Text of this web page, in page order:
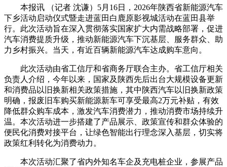
本报讯 （记者 沈谦）5月16日，2026年陕西省新能源汽车
下乡活动启动仪式暨走进蓝田白鹿原影视城活动在蓝田县举
行。此次活动旨在深入贯彻落实国家扩大内需战略部署，促进
汽车消费提质升级，推动新能源汽车下沉基层、服务群众、助
力乡村振兴。当天，有近百辆新能源汽车达成购车意向。
此次活动由省工信厅和省商务厅联合主办。省工信厅相关
负责人介绍，今年以来，国家及陕西先后出台大规模设备更新
和消费品以旧换新相关政策措施，其中陕西汽车以旧换新政策
明确，报废旧车购买新能源新车可享受最高2万元补贴，有效
降低群众购车成本，激发汽车消费潜力，推动消费市场持续升
温。本次活动进一步搭建了产品展示、政策宣传和群众体验的
便民化消费对接平台，让绿色智能出行理念深入基层，切实将
政策红利转化为消费动力。
本次活动汇聚了省内外知名车企及充电桩企业，参展产品